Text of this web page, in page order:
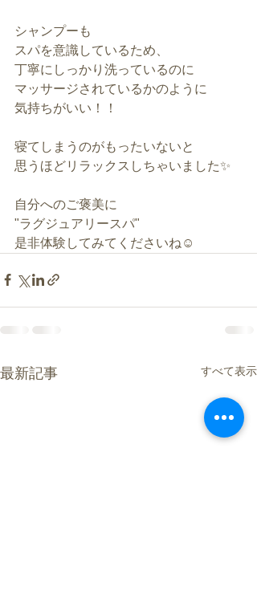
シャンプーも
スパを意識しているため、
丁寧にしっかり洗っているのに
マッサージされているかのように
気持ちがいい！！
寝てしまうのがもったいないと
思うほどリラックスしちゃいました✨
自分へのご褒美に
"ラグジュアリースパ"
是非体験してみてくださいね☺️
最新記事 すべて表示